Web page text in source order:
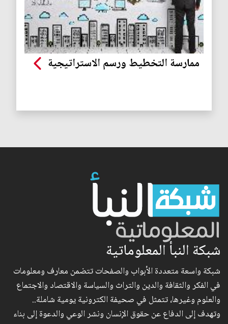
ممارسة التخطيط ورسم الاستراتيجية
شبكة النبأ المعلوماتية
شبكة واسعة متعددة الأبواب والصفحات تتضمن معارف ومعلومات
في الفكر والثقافة والدين والتراث والسياسة والاقتصاد والاجتماع
والعلوم وغيرها، تتمثل في صحيفة الكترونية يومية شاملة..
وتهدف إلى الدفاع عن حقوق الإنسان ونشر الوعي والدعوة إلى بناء